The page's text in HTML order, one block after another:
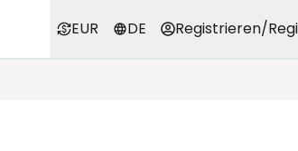
EUR DE Registrieren/